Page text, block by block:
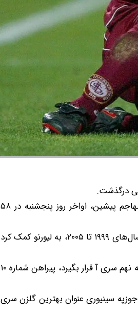
خانواده ایگور پروتی، روز جمعه در پستی اینستاگرامی با «اندوهی بی‌کران» اعلام کردند که این مهاجم پیشین، اواخر روز پنجشنبه در ۵۸
او در دو مقطع حضور خود در باشگاه توسکانی، ۱۲۰ گل به ثمر رساند. در دومین دوره حضورش بین سال‌های ۱۹۹۹ تا ۲۰۰۵، به لیورنو کمک کرد
باشگاه لیورنو پس از خداحافظی او از فوتبال در سال ۲۰۰۵ - فصلی که در آن به تیم کمک کرد تا در رتبه نهم سری آ قرار بگیرد، پیراهن شماره ۱۰
می‌زد، با ۲۴ گل زده به طور مشترک با جوزپه سینیوری عنوان بهترین گلزن سری